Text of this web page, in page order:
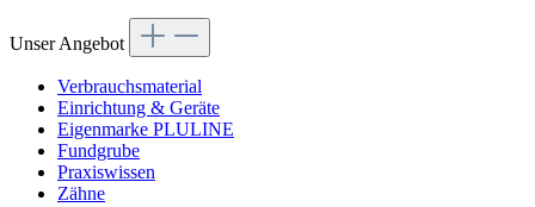
Unser Angebot
Verbrauchsmaterial
Einrichtung & Geräte
Eigenmarke PLULINE
Fundgrube
Praxiswissen
Zähne